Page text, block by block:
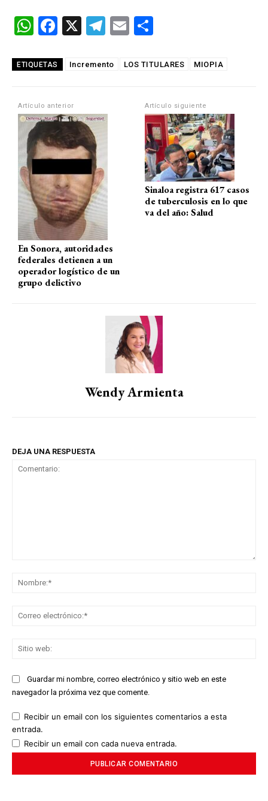
W
at
A
p
p
F
ce
o
o
k
X
T
e
m
E
ail m
ar
tir
ETIQUETAS Incremento LOS TITULARES MIOPIA
Artículo anterior
En Sonora, autoridades
federales detienen a un
operador logístico de un
grupo delictivo
Artículo siguiente
Sinaloa registra 617 casos
de tuberculosis en lo que
va del año: Salud
Wendy Armienta
DEJA UNA RESPUESTA
Guardar mi nombre, correo electrónico y sitio web en este
navegador la próxima vez que comente.
Recibir un email con los siguientes comentarios a esta
entrada.
Recibir un email con cada nueva entrada.